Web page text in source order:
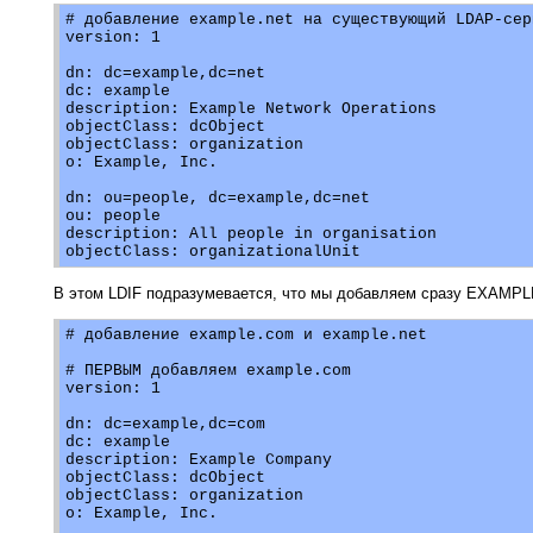
# добавление example.net на существующий LDAP-
version: 1
dn: dc=example,dc=net
dc: example
description: Example Network Operations
objectClass: dcObject
objectClass: organization
o: Example, Inc.
dn: ou=people, dc=example,dc=net
ou: people
description: All people in organisation
В этом LDIF подразумевается, что мы добавляем сразу
# добавление example.com и example.net
# ПЕРВЫМ добавляем example.com
version: 1
dn: dc=example,dc=com
dc: example
description: Example Company
objectClass: dcObject
objectClass: organization
o: Example, Inc.